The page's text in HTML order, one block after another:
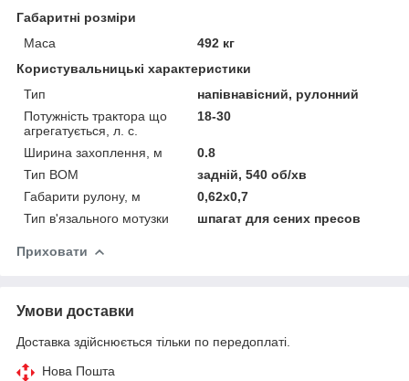
Габаритні розміри
Маса
492 кг
Користувальницькі характеристики
Тип
напівнавісний, рулонний
Потужність трактора що
агрегатується, л. с.
18-30
Ширина захоплення, м
0.8
Тип ВОМ
задній, 540 об/хв
Габарити рулону, м
0,62x0,7
Тип в'язального мотузки
шпагат для сених пресов
Приховати
Умови доставки
Доставка здійснюється тільки по передоплаті.
Нова Пошта